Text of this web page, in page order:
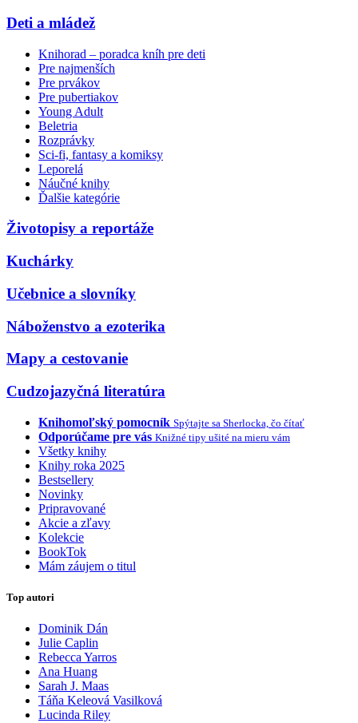
Deti a mládež
Knihorad – poradca kníh pre deti
Pre najmenších
Pre prvákov
Pre pubertiakov
Young Adult
Beletria
Rozprávky
Sci-fi, fantasy a komiksy
Leporelá
Náučné knihy
Ďalšie kategórie
Životopisy a reportáže
Kuchárky
Učebnice a slovníky
Náboženstvo a ezoterika
Mapy a cestovanie
Cudzojazyčná literatúra
Knihomoľský pomocník Spýtajte sa Sherlocka, čo čítať
Odporúčame pre vás Knižné tipy ušité na mieru vám
Všetky knihy
Knihy roka 2025
Bestsellery
Novinky
Pripravované
Akcie a zľavy
Kolekcie
BookTok
Mám záujem o titul
Top autori
Dominik Dán
Julie Caplin
Rebecca Yarros
Ana Huang
Sarah J. Maas
Táňa Keleová Vasilková
Lucinda Riley